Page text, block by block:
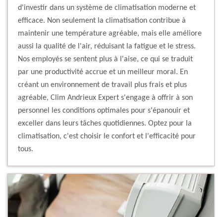
d'investir dans un système de climatisation moderne et
efficace. Non seulement la climatisation contribue à
maintenir une température agréable, mais elle améliore
aussi la qualité de l'air, réduisant la fatigue et le stress.
Nos employés se sentent plus à l'aise, ce qui se traduit
par une productivité accrue et un meilleur moral. En
créant un environnement de travail plus frais et plus
agréable, Clim Andrieux Expert s'engage à offrir à son
personnel les conditions optimales pour s'épanouir et
exceller dans leurs tâches quotidiennes. Optez pour la
climatisation, c'est choisir le confort et l'efficacité pour
tous.